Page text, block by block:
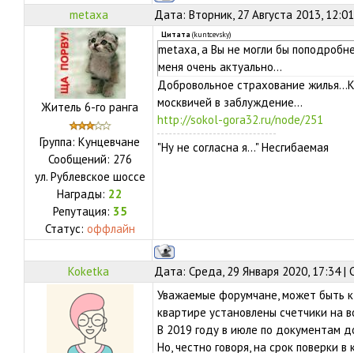
metaxa Дата: Вторник, 27 Августа 2013,
Житель 6-го ранга
Группа: Кунцевчане
Сообщений: 276
ул. Рублевское шоссе
Награды: 22
Репутация: 35
Статус: оффлайн
Цитата (kuntcevsky)
metaxa, а Вы не могли бы
меня очень актуально...
Добровольное страхование
москвичей в заблуждение...
http://sokol-gora32.ru/node/251
"Ну не согласна я..." Несгибаемая
Koketka
Дата: Среда, 29 Января 2020, 17:34 |
Уважаемые форумчане, может быть
квартире установлены счетчики на
В 2019 году в июле по документам
Но, честно говоря, на срок поверки